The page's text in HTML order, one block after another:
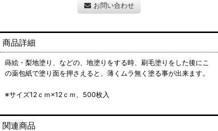
お問い合わせ
商品詳細
蒔絵・梨地塗り、などの、地塗りをする時、刷毛塗りをした後にこ
の薬包紙で塗り面を押さえると、薄くムラ無く塗る事が出来ます。
※サイズ12ｃｍ×12ｃｍ、500枚入
関連商品